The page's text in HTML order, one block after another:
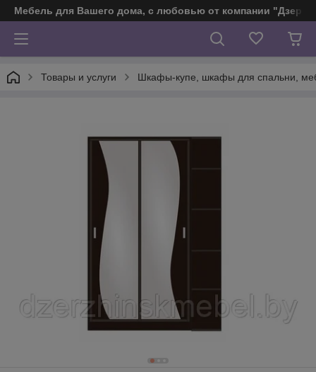
Мебель для Вашего дома, с любовью от компании
Товары и услуги Шкафы-купе, шкафы для спальни,